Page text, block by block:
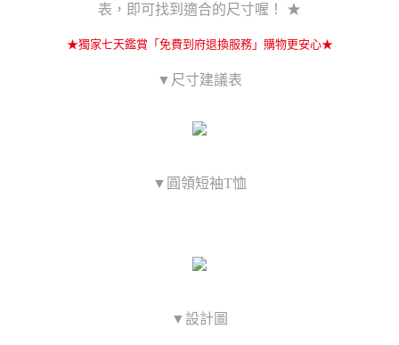
表，即可找到適合的尺寸喔！ ★
★獨家七天鑑賞「免費到府退換服務」購物更安心★
▼尺寸建議表
▼圓領短袖T恤
▼設計圖